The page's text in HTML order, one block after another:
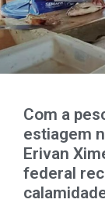
Com a
estiagem
Erivan
federal